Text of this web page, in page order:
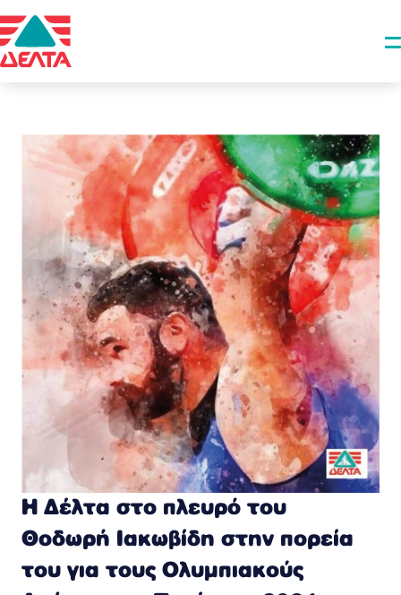
Η Δέλτα στο πλευρό του
Θοδωρή Ιακωβίδη στην πορεία
του για τους Ολυμπιακούς